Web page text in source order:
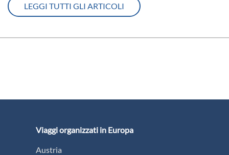
LEGGI TUTTI GLI ARTICOLI
Viaggi organizzati in Europa
Austria